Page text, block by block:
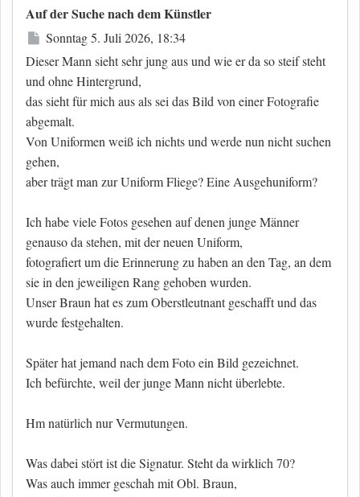
Auf der Suche nach dem Künstler
Beitrag
Sonntag 5. Juli 2026, 18:34
Dieser Mann sieht sehr jung aus und wie er da so steif steht
und ohne Hintergrund,
das sieht für mich aus als sei das Bild von einer Fotografie
abgemalt.
Von Uniformen weiß ich nichts und werde nun nicht suchen
gehen,
aber trägt man zur Uniform Fliege? Eine Ausgehuniform?
Ich habe viele Fotos gesehen auf denen junge Männer
genauso da stehen, mit der neuen Uniform,
fotografiert um die Erinnerung zu haben an den Tag, an dem
sie in den jeweiligen Rang gehoben wurden.
Unser Braun hat es zum Oberstleutnant geschafft und das
wurde festgehalten.
Später hat jemand nach dem Foto ein Bild gezeichnet.
Ich befürchte, weil der junge Mann nicht überlebte.
Hm natürlich nur Vermutungen.
Was dabei stört ist die Signatur. Steht da wirklich 70?
Was auch immer geschah mit Obl. Braun,